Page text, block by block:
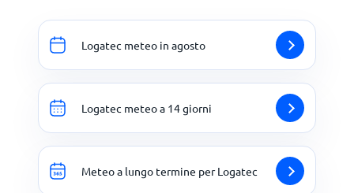
Logatec meteo in agosto
Logatec meteo a 14 giorni
Meteo a lungo termine per Logatec